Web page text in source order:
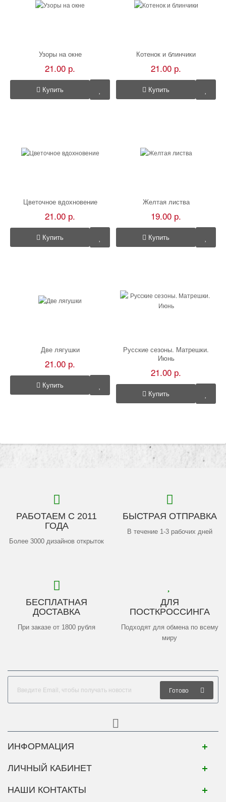
Узоры на окне
21.00 р.
Купить
Котенок и блинчики
21.00 р.
Купить
Цветочное вдохновение
21.00 р.
Купить
Желтая листва
19.00 р.
Купить
Две лягушки
21.00 р.
Купить
Русские сезоны. Матрешки.
Июнь
21.00 р.
Купить
РАБОТАЕМ С 2011
ГОДА
Более 3000 дизайнов открыток
БЫСТРАЯ ОТПРАВКА
В течение 1-3 рабочих дней
БЕСПЛАТНАЯ
ДОСТАВКА
При заказе от 1800 рубля
ДЛЯ
ПОСТКРОССИНГА
Подходят для обмена по всему
миру
Готово
ИНФОРМАЦИЯ
ЛИЧНЫЙ КАБИНЕТ
НАШИ КОНТАКТЫ